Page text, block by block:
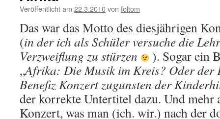
Veröffentlicht am 22.3.2010von foltom
Das war das Motto des diesjährigen
(in der ich als Schüler versuche die
Verzweiflung zu stürzen
). Sogar ein
„Afrika: Die Musik im Kreis? Oder der
Benefiz Konzert zugunsten der
der korrekte Untertitel dazu. Und mehr
Konzert, was man (ich. wir.) nach der